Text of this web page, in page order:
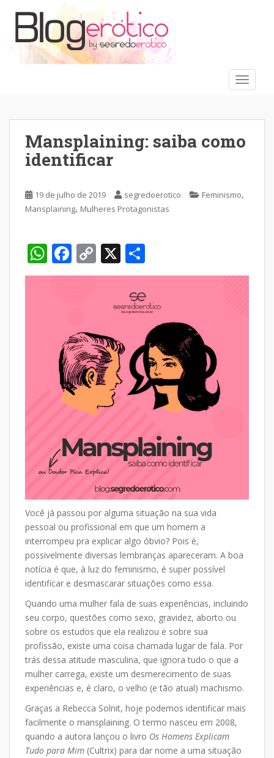
Mansplaining: saiba como
identificar
19 de julho de 2019 segredoerotico Feminismo,
Mansplaining, Mulheres Protagonistas
W
h
p
F
ac
o
o
k
C
o
Li
n
k
X
h
ar
e
Você já passou por alguma situação na sua vida
pessoal ou profissional em que um homem a
interrompeu pra explicar algo óbvio? Pois é,
possivelmente diversas lembranças apareceram. A boa
notícia é que, à luz do feminismo, é super possível
identificar e desmascarar situações como essa.
Quando uma mulher fala de suas experiências, incluindo
seu corpo, questões como sexo, gravidez, aborto ou
sobre os estudos que ela realizou e sobre sua
profissão, existe uma coisa chamada lugar de fala. Por
trás dessa atitude masculina, que ignora tudo o que a
mulher carrega, existe um desmerecimento de suas
experiências e, é claro, o velho (e tão atual) machismo.
Graças a Rebecca Solnit, hoje podemos identificar mais
facilmente o mansplaining. O termo nasceu em 2008,
quando a autora lançou o livro Os Homens Explicam
Tudo para Mim (Cultrix) para dar nome a uma situação